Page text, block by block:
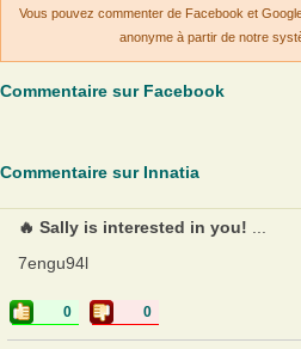
Vous pouvez commenter de Facebook et
anonyme à partir de notre
Commentaire sur Facebook
Commentaire sur Innatia
🔥 Sally is interested in you!
7engu94l
0 0